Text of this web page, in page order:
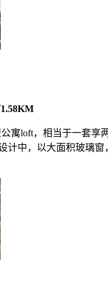
寓loft，相当于一套
计中，以大面积玻璃